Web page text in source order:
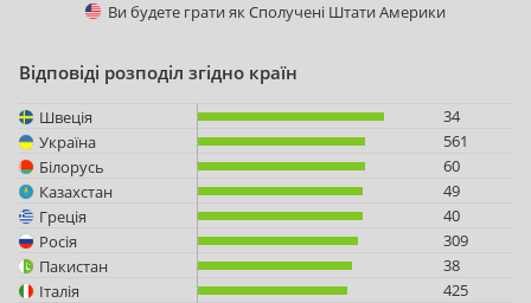
Ви будете грати якСполучені Штати Америки
Відповіді розподіл згідно країн
Швеція
34
Україна
561
Білорусь
60
Казахстан
49
Греція
40
Росія
309
Пакистан
38
Італія
425